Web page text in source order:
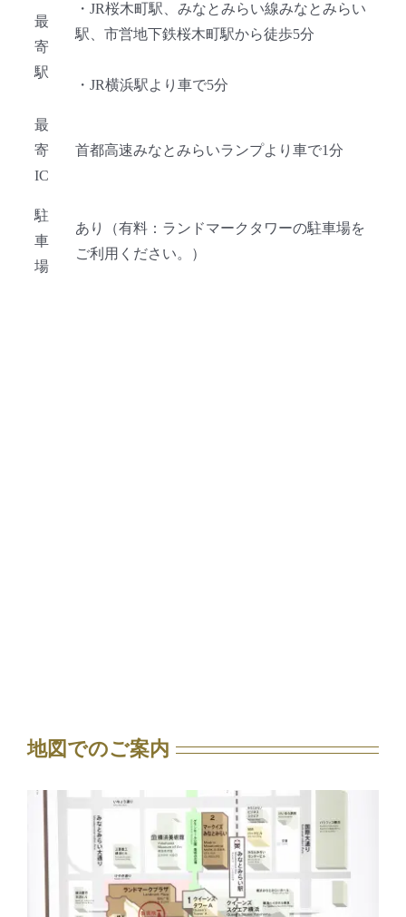
最
寄
駅
・JR桜木町駅、みなとみらい線みなとみらい
駅、市営地下鉄桜木町駅から徒歩5分
・JR横浜駅より車で5分
最
寄
IC
首都高速みなとみらいランプより車で1分
駐
車
場
あり（有料：ランドマークタワーの駐車場を
ご利用ください。）
地図でのご案内